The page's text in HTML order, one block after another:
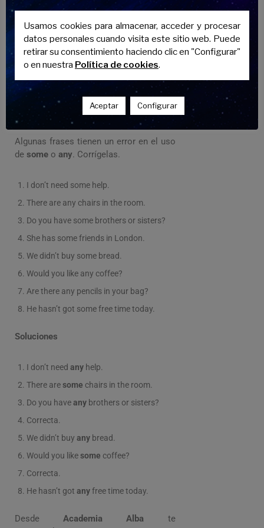
any
some
any
Ejercicio 3: Corrige los errores
Algunas frases tienen un error en el uso
de some o any. Corrígelas.
I don’t need some help.
There are any chairs in the room.
Do you have some brothers or sisters?
She has some friends in London.
We didn’t buy some bread.
Would you like any coffee?
Are there any pencils in your bag?
He hasn’t got some free time today.
Soluciones
I don’t need any help.
There are some chairs in the room.
Do you haveany brothers or sisters?
Correcta.
We didn’t buy any bread.
Would you like some coffee?
Correcta.
He hasn’t got anyfree time today.
Desde Academia Alba te
Usamos cookies para almacenar, acceder y procesar
datos personales cuando visita este sitio web. Puede
retirar su consentimiento haciendo clic en "Configurar"
o en nuestra Política de cookies.
Aceptar Configurar